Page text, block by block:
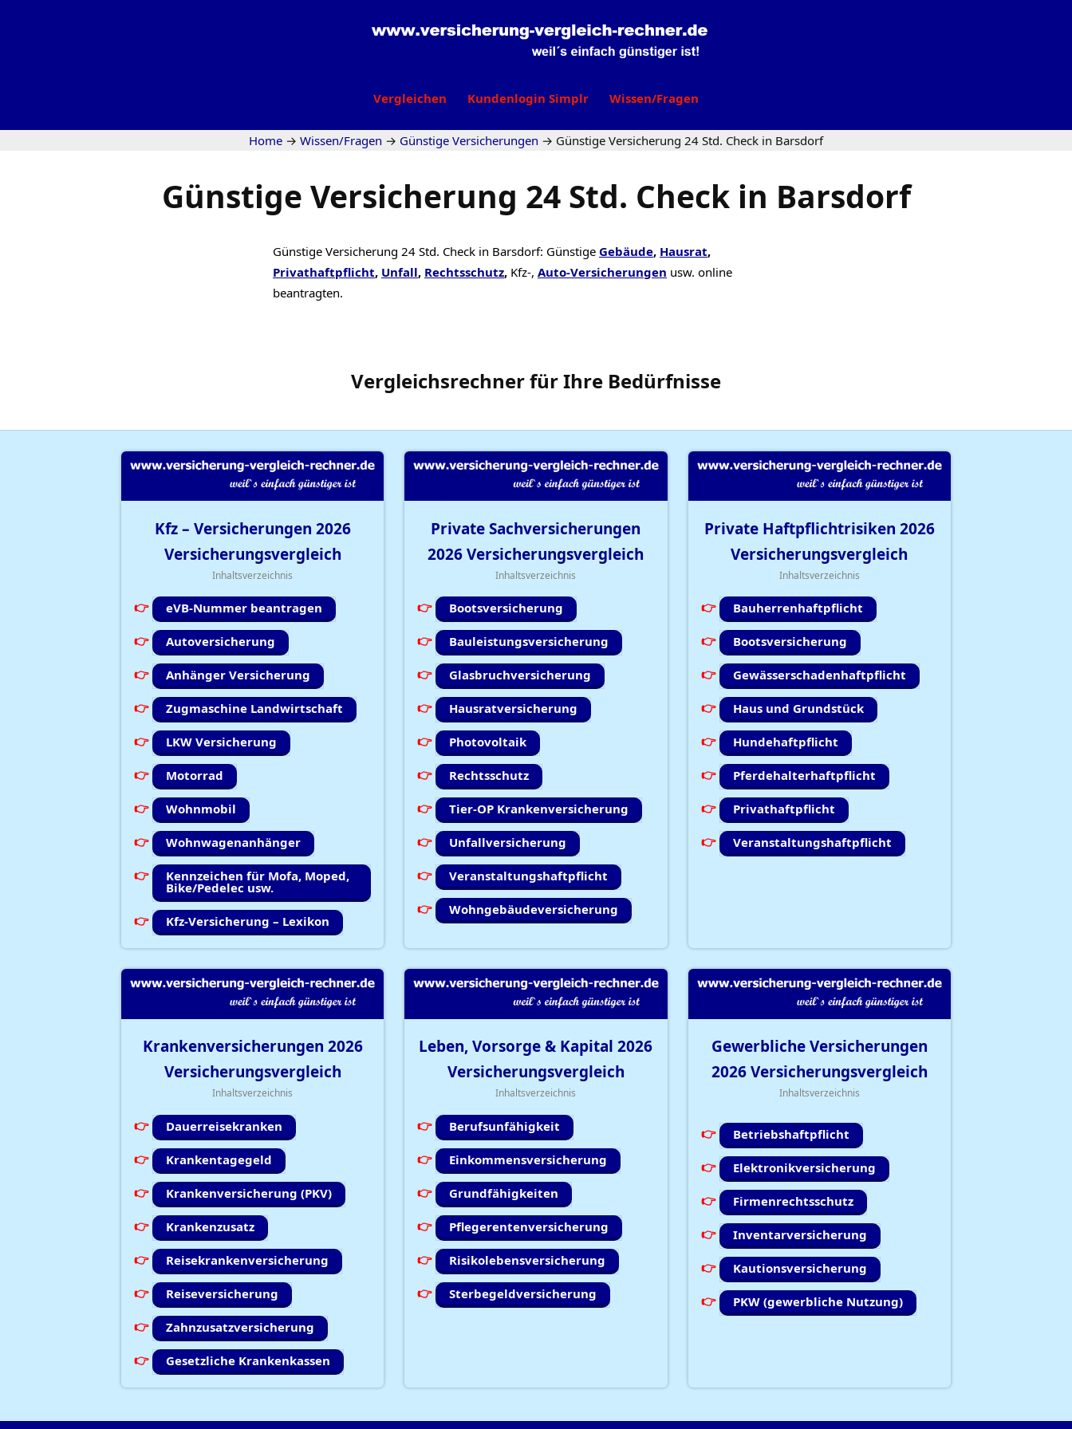
Vergleichen Kundenlogin Simplr Wissen/Fragen
Home → Wissen/Fragen → Günstige Versicherungen → Günstige Versicherung 24 Std. Check in Barsdorf
Günstige Versicherung 24 Std. Check in Barsdorf
Günstige Versicherung 24 Std. Check in Barsdorf: Günstige Gebäude, Hausrat,
Privathaftpflicht, Unfall, Rechtsschutz, Kfz-, Auto-Versicherungen usw. online
beantragten.
Vergleichsrechnerfür Ihre Bedürfnisse
Kfz – Versicherungen 2026
Versicherungsvergleich
Inhaltsverzeichnis
eVB-Nummer beantragen
Autoversicherung
Anhänger Versicherung
Zugmaschine Landwirtschaft
LKW Versicherung
Motorrad
Wohnmobil
Wohnwagenanhänger
Kennzeichen für Mofa, Moped,
Bike/Pedelec usw.
Kfz-Versicherung – Lexikon
Private Sachversicherungen
2026Versicherungsvergleich
Inhaltsverzeichnis
Bootsversicherung
Bauleistungsversicherung
Glasbruchversicherung
Hausratversicherung
Photovoltaik
Rechtsschutz
Tier-OP Krankenversicherung
Unfallversicherung
Veranstaltungshaftpflicht
Wohngebäudeversicherung
Private Haftpflichtrisiken 2026
Versicherungsvergleich
Inhaltsverzeichnis
Bauherrenhaftpflicht
Bootsversicherung
Gewässerschadenhaftpflicht
Haus und Grundstück
Hundehaftpflicht
Pferdehalterhaftpflicht
Privathaftpflicht
Veranstaltungshaftpflicht
Krankenversicherungen 2026
Versicherungsvergleich
Inhaltsverzeichnis
Dauerreisekranken
Krankentagegeld
Krankenversicherung (PKV)
Krankenzusatz
Reisekrankenversicherung
Reiseversicherung
Zahnzusatzversicherung
Gesetzliche Krankenkassen
Leben, Vorsorge & Kapital2026
Versicherungsvergleich
Inhaltsverzeichnis
Berufsunfähigkeit
Einkommensversicherung
Grundfähigkeiten
Pflegerentenversicherung
Risikolebensversicherung
Sterbegeldversicherung
Gewerbliche Versicherungen
2026Versicherungsvergleich
Inhaltsverzeichnis
Betriebshaftpflicht
Elektronikversicherung
Firmenrechtsschutz
Inventarversicherung
Kautionsversicherung
PKW (gewerbliche Nutzung)